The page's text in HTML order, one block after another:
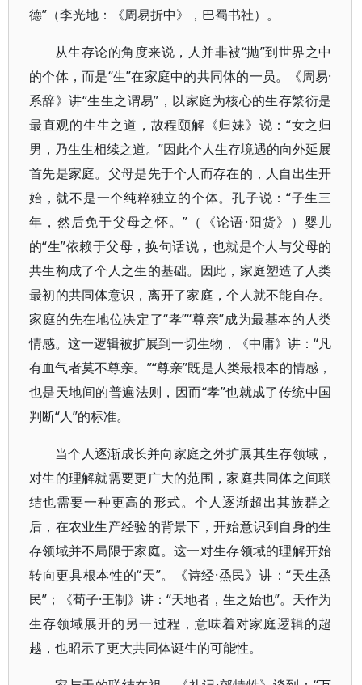
德”（李光地：《周易折中》，巴蜀书社）。
从生存论的角度来说，人并非被“抛”到世界之中
的个体，而是“生”在家庭中的共同体的一员。《周易·
系辞》讲“生生之谓易”，以家庭为核心的生存繁衍是
最直观的生生之道，故程颐解《归妹》说：“女之归
男，乃生生相续之道。”因此个人生存境遇的向外延展
首先是家庭。父母是先于个人而存在的，人自出生开
始，就不是一个纯粹独立的个体。孔子说：“子生三
年，然后免于父母之怀。”（《论语·阳货》）婴儿
的“生”依赖于父母，换句话说，也就是个人与父母的
共生构成了个人之生的基础。因此，家庭塑造了人类
最初的共同体意识，离开了家庭，个人就不能自存。
家庭的先在地位决定了“孝”“尊亲”成为最基本的人类
情感。这一逻辑被扩展到一切生物，《中庸》讲：“凡
有血气者莫不尊亲。”“尊亲”既是人类最根本的情感，
也是天地间的普遍法则，因而“孝”也就成了传统中国
判断“人”的标准。
当个人逐渐成长并向家庭之外扩展其生存领域，
对生的理解就需要更广大的范围，家庭共同体之间联
结也需要一种更高的形式。个人逐渐超出其族群之
后，在农业生产经验的背景下，开始意识到自身的生
存领域并不局限于家庭。这一对生存领域的理解开始
转向更具根本性的“天”。《诗经·烝民》讲：“天生烝
民”；《荀子·王制》讲：“天地者，生之始也”。天作为
生存领域展开的另一过程，意味着对家庭逻辑的超
越，也昭示了更大共同体诞生的可能性。